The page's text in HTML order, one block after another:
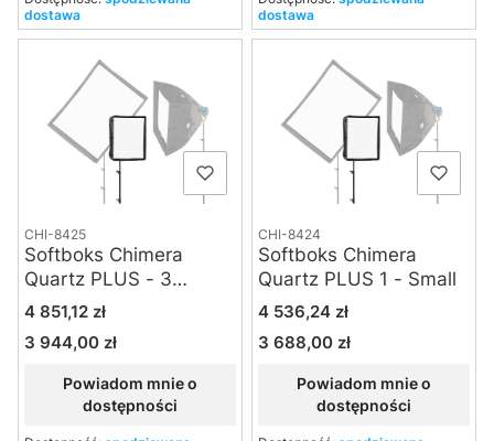
dostawa
dostawa
CHI-8425
Softboks Chimera
Quartz PLUS - 3
Screens - Small
Cena
4 851,12 zł
Cena
3 944,00 zł
Powiadom mnie o
dostępności
CHI-8424
Softboks Chimera
Quartz PLUS 1 - Small
Cena
4 536,24 zł
Cena
3 688,00 zł
Powiadom mnie o
dostępności